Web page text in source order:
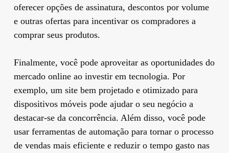
oferecer opções de assinatura, descontos por volume
e outras ofertas para incentivar os compradores a
comprar seus produtos.
Finalmente, você pode aproveitar as oportunidades do
mercado online ao investir em tecnologia. Por
exemplo, um site bem projetado e otimizado para
dispositivos móveis pode ajudar o seu negócio a
destacar-se da concorrência. Além disso, você pode
usar ferramentas de automação para tornar o processo
de vendas mais eficiente e reduzir o tempo gasto nas